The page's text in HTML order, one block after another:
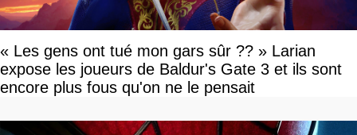
« Les gens ont tué mon gars sûr ?? » Larian
expose les joueurs de Baldur's Gate 3 et ils sont
encore plus fous qu'on ne le pensait